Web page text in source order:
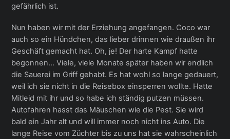
gefährlich ist.
Nun haben wir mit der Erziehung angefangen. Coco war
auch so ein Hündchen, das lieber drinnen wie draußen ihr
Geschäft gemacht hat. Oh, je! Der harte Kampf hatte
begonnen… Viele, viele Monate später haben wir endlich
die Sauerei im Griff gehabt. Es hat wohl so lange gedauert,
weil ich sie nicht in die Reisebox einsperren wollte. Hatte
Mitleid mit ihr und so habe ich ständig putzen müssen.
Autofahren hasst das Mäuschen wie die Pest. Sie wird
bald ein Jahr alt und will immer noch nicht ins Auto. Die
lange Reise vom Züchter bis zu uns hat sie wahrscheinlich